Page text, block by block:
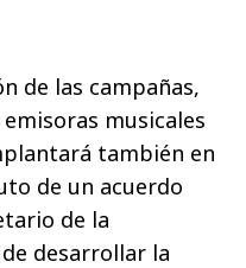
de las campañas,
musicales
también en
de un acuerdo
de la
desarrollar la